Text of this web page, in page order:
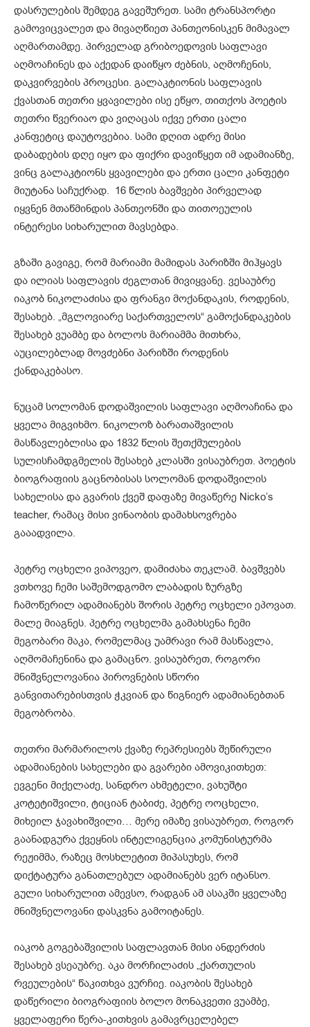
დასრულების შემდეგ გავეშურეთ. სამი ტრანსპორტი
გამოვიცვალეთ და მივაღწიეთ პანთეონისკენ მიმავალ
აღმართამდე. პირველად გრიბოედოვის საფლავი
აღმოაჩინეს და აქედან დაიწყო ძებნის, აღმოჩენის,
დაკვირვების პროცესი. გალაკტიონის საფლავის
ქვასთან თეთრი ყვავილები ისე ეწყო, თითქოს პოეტის
თეთრი წვერიაო და ვიღაცას იქვე ერთი ცალი
კანფეტიც დაუტოვებია. სამი დღით ადრე მისი
დაბადების დღე იყო და ფიქრი დავიწყეთ იმ ადამიანზე,
ვინც გალაკტიონს ყვავილები და ერთი ცალი კანფეტი
მიუტანა საჩუქრად. 16 წლის ბავშვები პირველად
იყვნენ მთაწმინდის პანთეონში და თითოეულის
ინტერესი სიხარულით მავსებდა.
გზაში გავიგე, რომ მარიამი მამიდას პარიზში მიჰყავს
და ილიას საფლავის ძეგლთან მივიყვანე. ვესაუბრე
იაკობ ნიკოლაძისა და ფრანგი მოქანდაკის, როდენის,
შესახებ. „მგლოვიარე საქართველოს“ გამოქანდაკების
შესახებ ვუამბე და ბოლოს მარიამმა მითხრა,
აუცილებლად მოვძებნი პარიზში როდენის
ქანდაკებასო.
ნუცამ სოლომან დოდაშვილის საფლავი აღმოაჩინა და
ყველა მიგვიხმო. ნიკოლოზ ბარათაშვილის
მასწავლებლისა და 1832 წლის შეთქმულების
სულისჩამდგმელის შესახებ კლასში ვისაუბრეთ. პოეტის
ბიოგრაფიის გაცნობისას სოლომან დოდაშვილის
სახელისა და გვარის ქვეშ დაფაზე მივაწერე Nicko’s
teacher, რამაც მისი ვინაობის დამახსოვრება
გააადვილა.
პეტრე ოცხელი ვიპოვეო, დამიძახა თეკლამ. ბავშვებს
ვთხოვე ჩემი საშემოდგომო ლაბადის ზურგზე
ჩამოწერილ ადამიანებს შორის პეტრე ოცხელი ეპოვათ.
მალე მიაგნეს. პეტრე ოცხელმა გამახსენა ჩემი
მეგობარი მაკა, რომელმაც უამრავი რამ მასწავლა,
აღმომაჩენინა და გამაცნო. ვისაუბრეთ, როგორი
მნიშვნელოვანია პიროვნების სწორი
განვითარებისთვის ჭკვიან და წიგნიერ ადამიანებთან
მეგობრობა.
თეთრი მარმარილოს ქვაზე რეპრესიებს შეწირული
ადამიანების სახელები და გვარები ამოვიკითხეთ:
ევგენი მიქელაძე, სანდრო ახმეტელი, ვახუშტი
კოტეტიშვილი, ტიციან ტაბიძე, პეტრე ოოცხელი,
მიხეილ ჯავახიშვილი… მერე იმაზე ვისაუბრეთ, როგორ
გაანადგურა ქვეყნის ინტელიგენცია კომუნისტურმა
რეჟიმმა, რაზეც მოსხლეტით მიპასუხეს, რომ
დიქტატურა განათლებულ ადამიანებს ვერ იტანსო.
გული სიხარულით ამევსო, რადგან ამ ასაკში ყველაზე
მნიშვნელოვანი დასკვნა გამოიტანეს.
იაკობ გოგებაშვილის საფლავთან მისი ანდერძის
შესახებ ვსეაუბრე. აკა მორჩილაძის „ქართულის
რვეულების“ წაკითხვა ვურჩიე. იაკობის შესახებ
დაწერილი ბიოგრაფიის ბოლო მონაკვეთი ვუამბე,
ყველაფერი წერა-კითხვის გამავრცელებელ